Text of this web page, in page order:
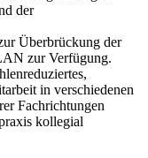
der
Überbrückung der
zur Verfügung.
in verschiedenen
Fachrichtungen
kollegial